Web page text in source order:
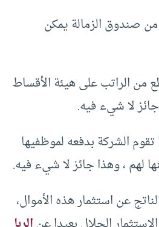
صندوق الزمالة يمكن
من الراتب على هيئة الأقساط
جائز لا شيء فيه.
الشركة بدفعه لموظفيها
لهم ، وهذا جائز لا شيء فيه.
عن استثمار هذه الأموال،